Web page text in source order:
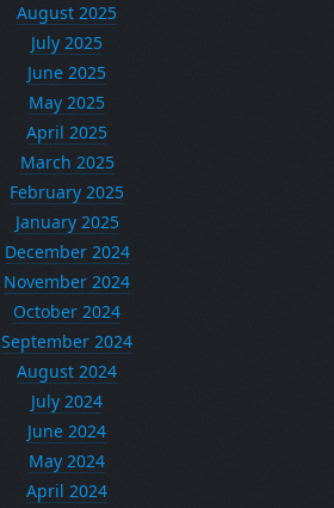
August 2025
July 2025
June 2025
May 2025
April 2025
March 2025
February 2025
January 2025
December 2024
November 2024
October 2024
September 2024
August 2024
July 2024
June 2024
May 2024
April 2024